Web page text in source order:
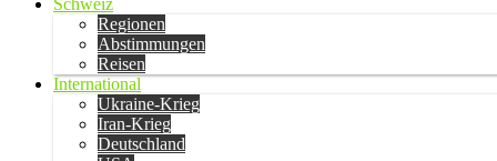
Schweiz
Regionen
Abstimmungen
Reisen
International
Ukraine-Krieg
Iran-Krieg
Deutschland